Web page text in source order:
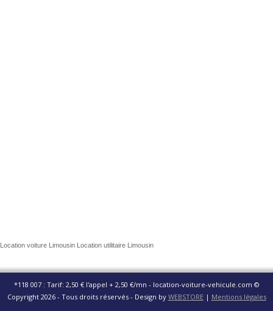
Location voiture Limousin Location utilitaire Limousin
*118 007 : Tarif: 2,50 € l'appel + 2,50 €/mn - location-voiture-vehicule.com ©
Copyright 2026 - Tous droits réservés - Design by WEBSTORE| Mentions légales